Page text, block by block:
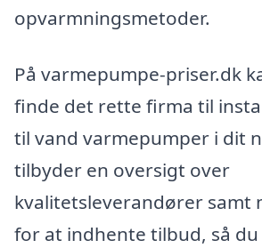
opvarmningsmetoder.
På varmepumpe-priser.dk
finde det rette firma til
til vand varmepumper i dit
tilbyder en oversigt over
kvalitetsleverandører samt
for at indhente tilbud, så